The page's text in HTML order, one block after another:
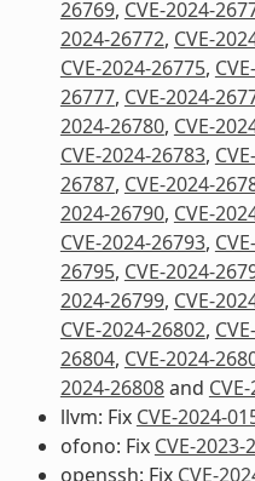
26769, CVE-2024-
2024-26772, CVE-
CVE-2024-26775,
26777, CVE-2024-
2024-26780, CVE-
CVE-2024-26783,
26787, CVE-2024-
2024-26790, CVE-
CVE-2024-26793,
26795, CVE-2024-
2024-26799, CVE-
CVE-2024-26802,
26804, CVE-2024-
2024-26808and
llvm: Fix CVE-2024-
ofono: Fix CVE-2023-
openssh: Fix CVE-